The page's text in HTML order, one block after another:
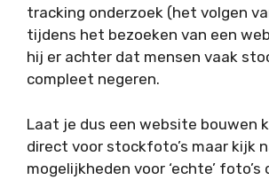
tracking onderzoek (het volgen
tijdens het bezoeken van een
hij er achter dat mensen vaak
compleet negeren.
Laat je dus een website bouwen
direct voor stockfoto’s maar kijk
mogelijkheden voor ‘echte’